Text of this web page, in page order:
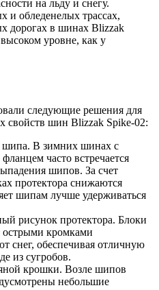
на льду и снегу.
и обледенелых трассах,
дорогах в шинах Blizzak
уровне, как у
следующие решения для
свойств шин Blizzak Spike-02:
шипа. В зимних шинах с
часто встречается
шипов. За счет
протектора снижаются
шипам лучше удерживаться
рисунок протектора. Блоки
кромками
снег, обеспечивая отличную
из сугробов.
крошки. Возле шипов
небольшие